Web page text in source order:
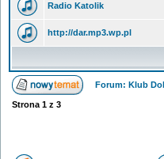
Radio Katolik
http://dar.mp3.wp.pl
Forum: Klub
Strona 1 z 3